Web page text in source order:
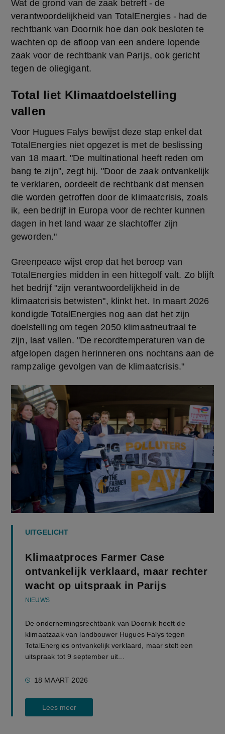
Wat de grond van de zaak betreft - de
verantwoordelijkheid van TotalEnergies - had de
rechtbank van Doornik hoe dan ook besloten te
wachten op de afloop van een andere lopende
zaak voor de rechtbank van Parijs, ook gericht
tegen de oliegigant.
Total liet Klimaatdoelstelling
vallen
Voor Hugues Falys bewijst deze stap enkel dat
TotalEnergies niet opgezet is met de beslissing
van 18 maart. "De multinational heeft reden om
bang te zijn", zegt hij. "Door de zaak ontvankelijk
te verklaren, oordeelt de rechtbank dat mensen
die worden getroffen door de klimaatcrisis, zoals
ik, een bedrijf in Europa voor de rechter kunnen
dagen in het land waar ze slachtoffer zijn
geworden."
Greenpeace wijst erop dat het beroep van
TotalEnergies midden in een hittegolf valt. Zo blijft
het bedrijf "zijn verantwoordelijkheid in de
klimaatcrisis betwisten", klinkt het. In maart 2026
kondigde TotalEnergies nog aan dat het zijn
doelstelling om tegen 2050 klimaatneutraal te
zijn, laat vallen. "De recordtemperaturen van de
afgelopen dagen herinneren ons nochtans aan de
rampzalige gevolgen van de klimaatcrisis."
UITGELICHT
Klimaatproces Farmer Case
ontvankelijk verklaard, maar rechter
wacht op uitspraak in Parijs
NIEUWS
De ondernemingsrechtbank van Doornik heeft de
klimaatzaak van landbouwer Hugues Falys tegen
TotalEnergies ontvankelijk verklaard, maar stelt een
uitspraak tot 9 september uit...
18 MAART 2026
Lees meer